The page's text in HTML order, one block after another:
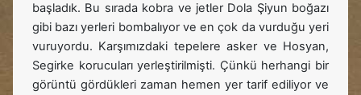
başladık. Bu sırada kobra ve jetler Dola Şiyun boğazı
gibi bazı yerleri bombalıyor ve en çok da vurduğu yeri
vuruyordu. Karşımızdaki tepelere asker ve Hosyan,
Segirke korucuları yerleştirilmişti. Çünkü herhangi bir
görüntü gördükleri zaman hemen yer tarif ediliyor ve